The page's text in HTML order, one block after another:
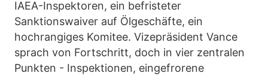
IAEA-Inspektoren, ein befristeter
Sanktionswaiver auf Ölgeschäfte, ein
hochrangiges Komitee. Vizepräsident Vance
sprach von Fortschritt, doch in vier zentralen
Punkten - Inspektionen, eingefrorene